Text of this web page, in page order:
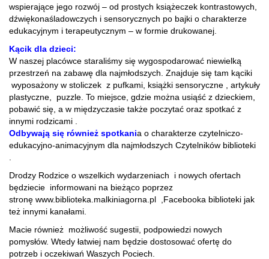
wspierające jego rozwój – od prostych książeczek kontrastowych,
dźwiękonaśladowczych i sensorycznych po bajki o charakterze
edukacyjnym i terapeutycznym – w formie drukowanej.
Kącik dla dzieci:
W naszej placówce staraliśmy się wygospodarować niewielką
przestrzeń na zabawę dla najmłodszych. Znajduje się tam kąciki
wyposażony w stoliczek z pufkami, książki sensoryczne , artykuły
plastyczne, puzzle. To miejsce, gdzie można usiąść z dzieckiem,
pobawić się, a w międzyczasie także poczytać oraz spotkać z
innymi rodzicami .
Odbywają się również spotkania o charakterze czytelniczo-
edukacyjno-animacyjnym dla najmłodszych Czytelników biblioteki
Drodzy Rodzice o wszelkich wydarzeniach i nowych ofertach
będziecie informowani na bieżąco poprzez
stronę www.biblioteka.malkiniagorna.pl ,Facebooka biblioteki jak
też innymi kanałami.
Macie również możliwość sugestii, podpowiedzi nowych
pomysłów. Wtedy łatwiej nam będzie dostosować ofertę do
potrzeb i oczekiwań Waszych Pociech.